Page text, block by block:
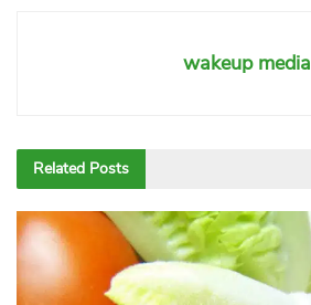
wakeup media
Related Posts